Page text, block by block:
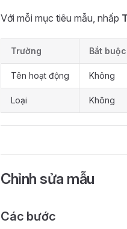
Với mỗi mục tiêu mẫu, nhấp
Trường Bắt buộc
Tên hoạt động Không
Loại Không
Chỉnh sửa mẫu
Các bước